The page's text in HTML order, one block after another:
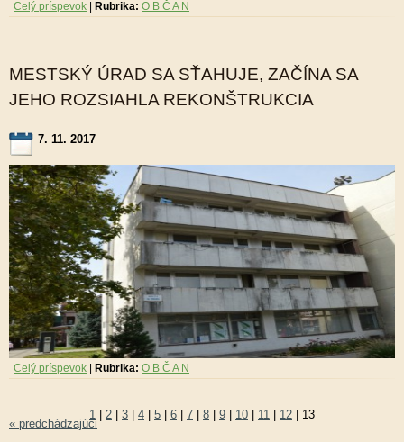
Celý príspevok Rubrika: O B Č A N
MESTSKÝ ÚRAD SA SŤAHUJE, ZAČÍNA SA
JEHO ROZSIAHLA REKONŠTRUKCIA
7. 11. 2017
Celý príspevok Rubrika: O B Č A N
« predchádzajúci
1 2 3 4 5 6 7 8 9 10 11 12 13